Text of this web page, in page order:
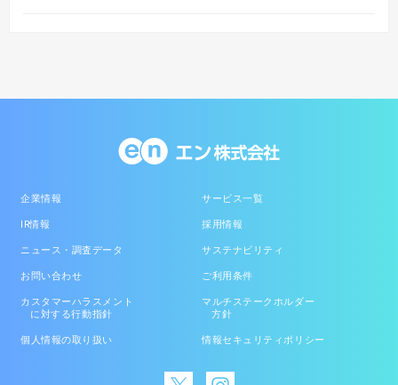
企業情報 サービス一覧
IR情報 採用情報
ニュース・調査データ サステナビリティ
お問い合わせ ご利用条件
カスタマーハラスメント
に対する行動指針
マルチステークホルダー
方針
個人情報の取り扱い 情報セキュリティポリシー